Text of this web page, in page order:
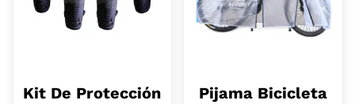
Kit De Protección
Pijama Bicicleta